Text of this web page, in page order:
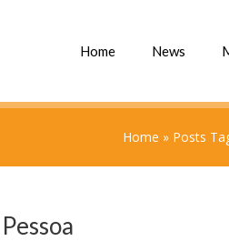
Home News
Home » Posts